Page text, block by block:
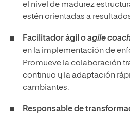
el nivel de madurez
estén orientadas a
Facilitador ágil oagile
en la implementación de
Promueve la colaboración
continuo y la adaptación
cambiantes.
Responsable de